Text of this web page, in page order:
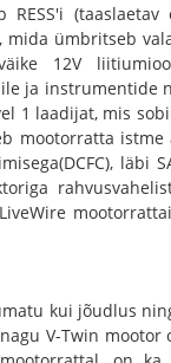
RESS'i
mida ümbritseb
12V
ja instrumentide
1 laadijat, mis
mootorratta istme
läbi
kui jõudlus
V-Twin